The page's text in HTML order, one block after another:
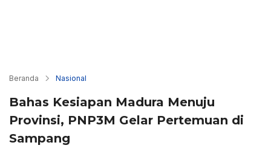
Beranda Nasional
Bahas Kesiapan Madura Menuju
Provinsi, PNP3M Gelar Pertemuan di
Sampang